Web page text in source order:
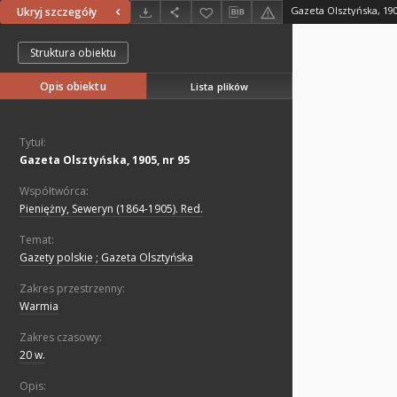
Ukryj szczegóły Gazeta Olsztyńska,
Struktura obiektu
Opis obiektu Lista plików
Tytuł:
Gazeta Olsztyńska, 1905, nr 95
Współtwórca:
Pieniężny, Seweryn (1864-1905). Red.
Temat:
Gazety polskie ; Gazeta Olsztyńska
Zakres przestrzenny:
Warmia
Zakres czasowy:
20 w.
Opis: